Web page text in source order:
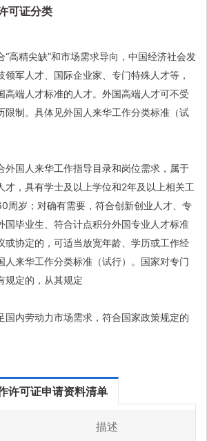
可证分类
“高精尖缺”和市场需求导向，中国经济社会发
领军人才、国际企业家、专门特殊人才等，
高端人才标准的人才。外国高端人才可不受
限制。具体见外国人来华工作分类标准（试
外国人来华工作指导目录和岗位需求，属于
才，具有学士及以上学位和2年及以上相关工
周岁；对确有需要，符合创新创业人才、专
国毕业生、符合计点积分外国专业人才标准
或协定的，可适当放宽年龄、学历或工作经
人来华工作分类标准（试行）。国家对专门
规定的，从其规定
国内劳动力市场需求，符合国家政策规定的
许可证申请资料清单
描述